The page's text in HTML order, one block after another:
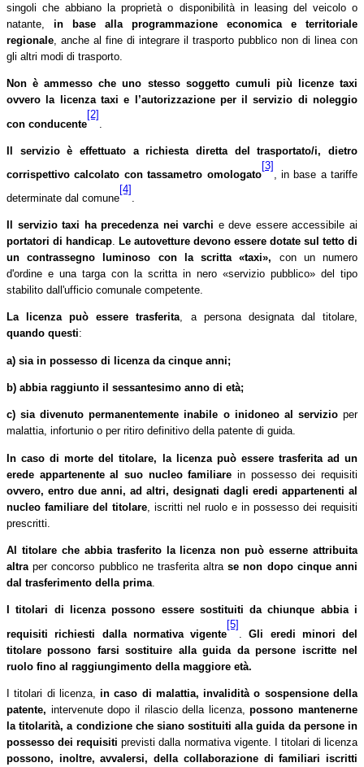
singoli che abbiano la proprietà o disponibilità in leasing del veicolo o
natante, in base alla programmazione economica e territoriale
regionale , anche al fine di integrare il trasporto pubblico non di linea con
gli altri modi di trasporto.
Non è ammesso che uno stesso soggetto cumuli più licenze taxi
ovvero la licenza taxi e l’autorizzazione per il servizio di noleggio
con conducente
[2]
Il servizio è effettuato a richiesta diretta del trasportato/i,
dietro
corrispettivo calcolato con tassametro omologato
[3]
, in base a tariffe
determinate dal comune
[4]
Il servizio taxi ha precedenza nei varchi e deve essere accessibile ai
portatori di handicap
Le autovetture devono essere dotate sul tetto di
un contrassegno luminoso con la scritta «taxi», con un numero
d'ordine e una targa con la scritta in nero «servizio pubblico» del tipo
stabilito dall'ufficio comunale competente.
La licenza può essere trasferita, a persona designata dal titolare,
quando questi:
a) sia in possesso di licenza da cinque anni;
b) abbia raggiunto il sessantesimo anno di età;
c) sia divenuto permanentemente inabile o inidoneo al servizioper
malattia, infortunio o per ritiro definitivo della patente di guida.
In caso di morte del titolare, la licenza può essere trasferita ad un
erede appartenente al suo nucleo familiare in possesso dei requisiti
ovvero, entro due anni, ad altri, designati dagli eredi appartenenti al
nucleo familiare del titolare , iscritti nel ruolo e in possesso dei requisiti
prescritti.
Al titolare che abbia trasferito la licenza non può esserne attribuita
altra per concorso pubblico ne trasferita altrase non dopo cinque anni
dal trasferimento della prima
I titolari di licenza possono essere sostituiti da chiunque abbia i
requisiti richiesti dalla normativa vigente
[5]
Gli eredi minori del
titolare possono farsi sostituire alla guida da persone iscritte nel
ruolo fino al raggiungimento della maggiore età.
I titolari di licenza, in caso di malattia, invalidità o sospensione della
patente, intervenute dopo il rilascio della licenza, possono mantenerne
la titolarità, a condizione che siano sostituiti alla guida da persone in
possesso dei requisitiprevisti dalla normativa vigente. I titolari di licenza
possono, inoltre, avvalersi, della collaborazione di familiari iscritti